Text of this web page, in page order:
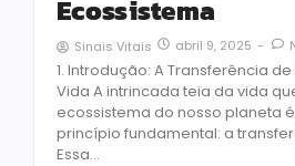
Ecossistema
Sinais Vitais abril 9, 2025 -
1. Introdução: A Transferência
Vida A intrincada teia da vida
ecossistema do nosso planeta
princípio fundamental: a
Essa...